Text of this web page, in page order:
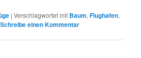
|Verschlagwortet mit Baum,Flughafen,
Schreibe einen Kommentar